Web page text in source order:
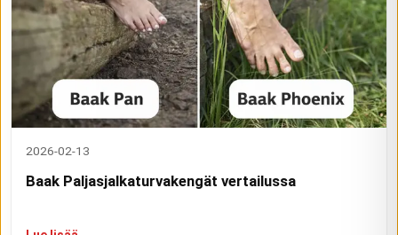
2026-02-13
Baak Paljasjalkaturvakengät vertailussa